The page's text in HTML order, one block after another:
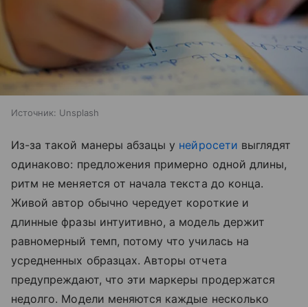
Источник: Unsplash
Из-за такой манеры абзацы у нейросети выглядят
одинаково: предложения примерно одной длины,
ритм не меняется от начала текста до конца.
Живой автор обычно чередует короткие и
длинные фразы интуитивно, а модель держит
равномерный темп, потому что училась на
усредненных образцах. Авторы отчета
предупреждают, что эти маркеры продержатся
недолго. Модели меняются каждые несколько